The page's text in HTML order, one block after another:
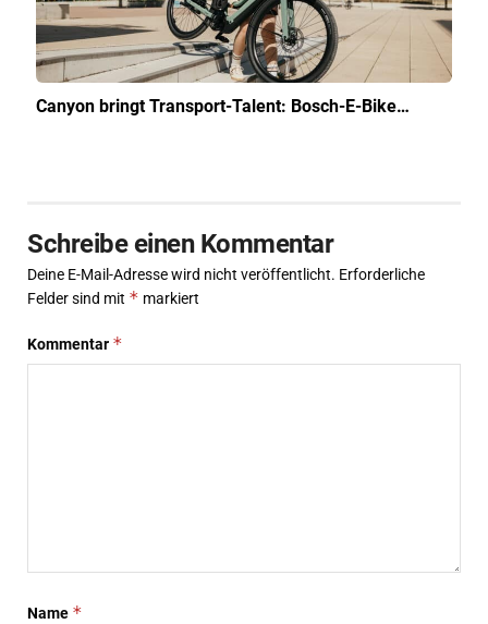
Canyon bringt Transport-Talent: Bosch-E-Bike…
Schreibe einen Kommentar
Deine E-Mail-Adresse wird nicht veröffentlicht. Erforderliche
Felder sind mit * markiert
Kommentar *
Name *